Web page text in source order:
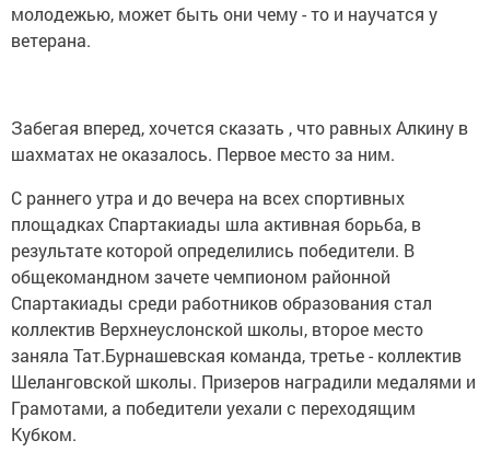
молодежью, может быть они чему - то и научатся у
ветерана.
Забегая вперед, хочется сказать , что равных Алкину в
шахматах не оказалось. Первое место за ним.
С раннего утра и до вечера на всех спортивных
площадках Спартакиады шла активная борьба, в
результате которой определились победители. В
общекомандном зачете чемпионом районной
Спартакиады среди работников образования стал
коллектив Верхнеуслонской школы, второе место
заняла Тат.Бурнашевская команда, третье - коллектив
Шеланговской школы. Призеров наградили медалями и
Грамотами, а победители уехали с переходящим
Кубком.